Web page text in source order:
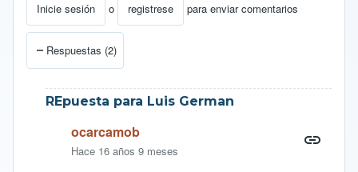
Inicie sesión o registrese para enviar comentarios
Respuestas (2)
REpuesta para Luis German
ocarcamob
Hace 16 años 9 meses